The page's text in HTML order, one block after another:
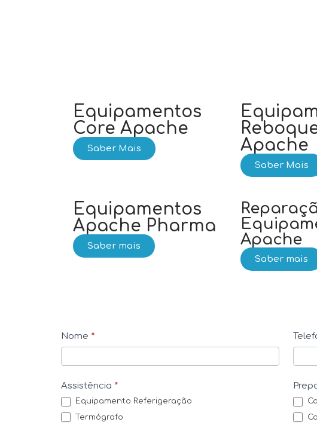
Equipamentos
Core Apache
Saber Mais
Apache
Saber Mais
Equipamentos
Apache Pharma
Saber mais
Apache
Saber mais
C
t
a
c
Nome *
Assistência *
Equipamento Referigeração
Termógrafo